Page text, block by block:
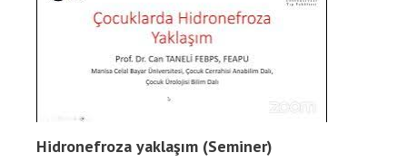
Hidronefroza yaklaşım (Seminer)